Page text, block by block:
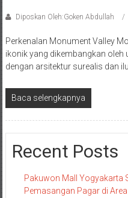
Diposkan Oleh:Goken Abdullah
Perkenalan Monument Valley
ikonik yang dikembangkan oleh
dengan arsitektur surealis dan
Baca selengkapnya
Recent Posts
Pakuwon Mall Yogyakarta
Pemasangan Pagar di